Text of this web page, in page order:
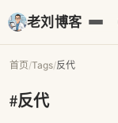
老刘博客
首页/Tags/反代
#反代